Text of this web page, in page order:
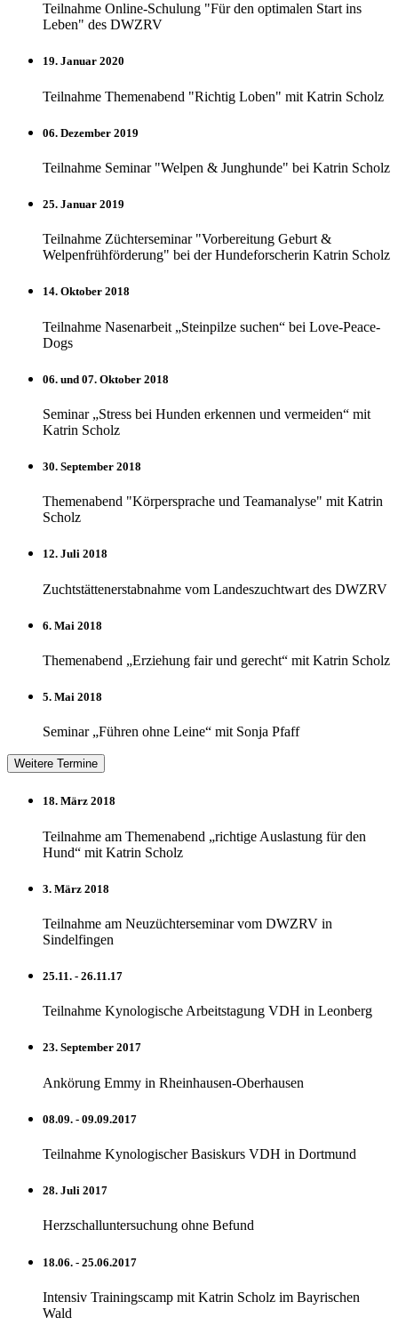
Teilnahme Online-Schulung "Für den optimalen Start ins
Leben" des DWZRV
19. Januar 2020
Teilnahme Themenabend "Richtig Loben" mit Katrin Scholz
06. Dezember 2019
Teilnahme Seminar "Welpen & Junghunde" bei Katrin Scholz
25. Januar 2019
Teilnahme Züchterseminar "Vorbereitung Geburt &
Welpenfrühförderung" bei der Hundeforscherin Katrin Scholz
14. Oktober 2018
Teilnahme Nasenarbeit „Steinpilze suchen“ bei Love-Peace-
Dogs
06. und 07. Oktober 2018
Seminar „Stress bei Hunden erkennen und vermeiden“ mit
Katrin Scholz
30. September 2018
Themenabend "Körpersprache und Teamanalyse" mit Katrin
Scholz
12. Juli 2018
Zuchtstättenerstabnahme vom Landeszuchtwart des DWZRV
6. Mai 2018
Themenabend „Erziehung fair und gerecht“ mit Katrin Scholz
5. Mai 2018
Seminar „Führen ohne Leine“ mit Sonja Pfaff
Weitere Termine
18. März 2018
Teilnahme am Themenabend „richtige Auslastung für den
Hund“ mit Katrin Scholz
3. März 2018
Teilnahme am Neuzüchterseminar vom DWZRV in
Sindelfingen
25.11. - 26.11.17
Teilnahme Kynologische Arbeitstagung VDH in Leonberg
23. September 2017
Ankörung Emmy in Rheinhausen-Oberhausen
08.09. - 09.09.2017
Teilnahme Kynologischer Basiskurs VDH in Dortmund
28. Juli 2017
Herzschalluntersuchung ohne Befund
18.06. - 25.06.2017
Intensiv Trainingscamp mit Katrin Scholz im Bayrischen
Wald